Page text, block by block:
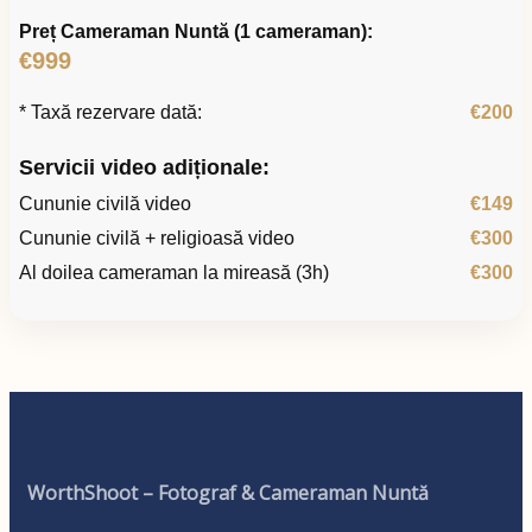
Preț Cameraman Nuntă (1 cameraman):
€999
* Taxă rezervare dată: €200
Servicii video adiționale:
Cununie civilă video
€149
Cununie civilă + religioasă video
€300
Al doilea cameraman la mireasă (3h)
€300
WorthShoot – Fotograf & Cameraman Nuntă